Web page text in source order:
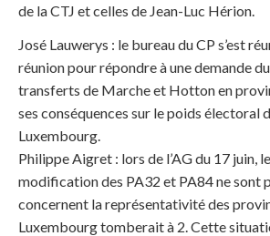
de la CTJ et celles de Jean-Luc Hérion.
José Lauwerys : le bureau du CP s’est
réunion pour répondre à une demande
transferts de Marche et Hotton en
ses conséquences sur le poids électoral
Luxembourg.
Philippe Aigret : lors de l’AG du 17 juin,
modification des PA32 et PA84 ne sont
concernent la représentativité des
Luxembourg tomberait à 2. Cette